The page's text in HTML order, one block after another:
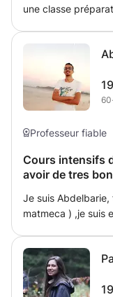
une classe
essentiellement
Professeur fiable
Cours intensifs
avoir de tres
Je suis
matmeca ) ,je suis
motivé pour
n'hésitez pas de